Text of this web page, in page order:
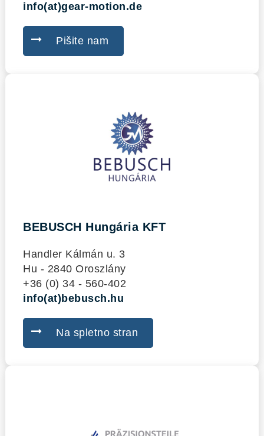
info(at)gear-motion.de
Pišite nam
BEBUSCH Hungária KFT
Handler Kálmán u. 3
Hu - 2840 Oroszlány
+36 (0) 34 - 560-402
info(at)bebusch.hu
Na spletno stran